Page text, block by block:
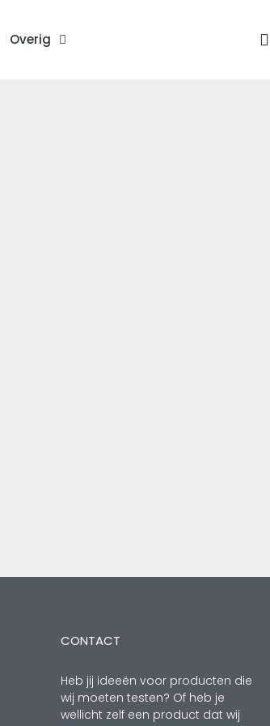
Overig
CONTACT
Heb jij ideeën voor producten die
wij moeten testen? Of heb je
wellicht zelf een product dat wij